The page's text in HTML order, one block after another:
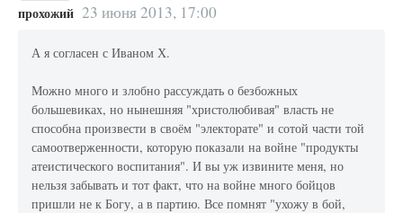
прохожий 23 июня 2013, 17:00
А я согласен с Иваном Х.
Можно много и злобно рассуждать о безбожных
большевиках, но нынешняя "христолюбивая" власть не
способна произвести в своём "электорате" и сотой части той
самоотверженности, которую показали на войне "продукты
атеистического воспитания". И вы уж извините меня, но
нельзя забывать и тот факт, что на войне много бойцов
пришли не к Богу, а в партию. Все помнят "ухожу в бой,